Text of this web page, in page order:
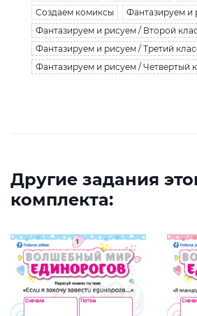
Создаем комиксы
Фантазируем и
Фантазируем и рисуем / Второй
Фантазируем и рисуем / Третий
Фантазируем и рисуем / Четвертый
Другие задания
комплекта: